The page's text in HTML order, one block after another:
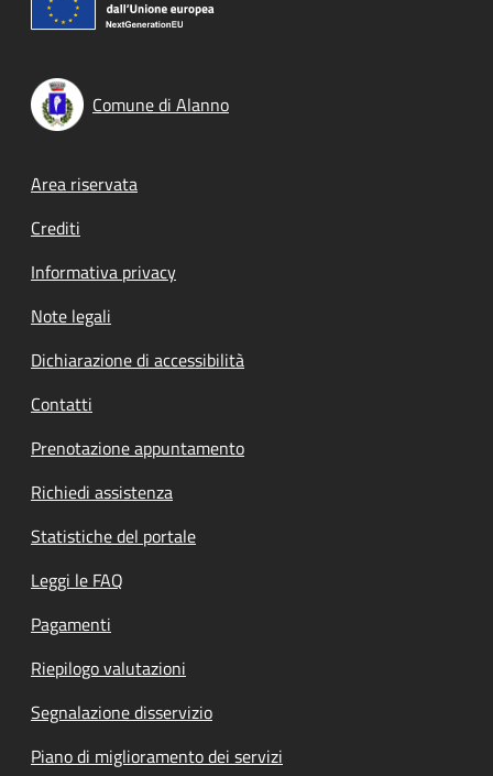
Comune di Alanno
Footer menu
Area riservata
Crediti
Informativa privacy
Note legali
Dichiarazione di accessibilità
Contatti
Prenotazione appuntamento
Richiedi assistenza
Statistiche del portale
Leggi le FAQ
Pagamenti
Riepilogo valutazioni
Segnalazione disservizio
Piano di miglioramento dei servizi